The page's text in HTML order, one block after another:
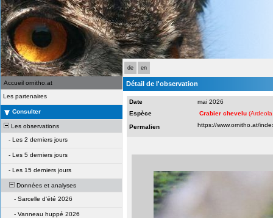
de en
Accueil ornitho.at
Les partenaires
Consulter
Les observations
- Les 2 derniers jours
- Les 5 derniers jours
- Les 15 derniers jours
Données et analyses
- Sarcelle d'été 2026
- Vanneau huppé 2026
Détail de l'observation
Date
mai 2026
Espèce
Crabier chevelu
Permalien